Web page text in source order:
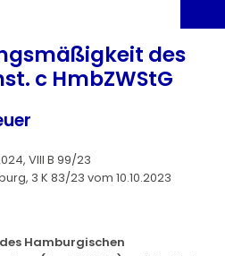
des
c HmbZWStG
VIII B 99/23
3 K 83/23 vom 10.10.2023
des Hamburgischen